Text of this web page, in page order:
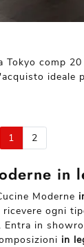
comp
ideale
1 2
in
Moderne
ogni
Entra in
in